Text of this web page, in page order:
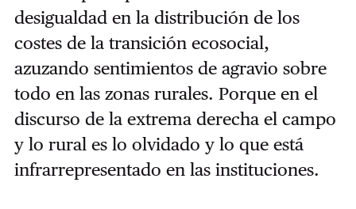
desigualdad en la distribución de los
costes de la transición ecosocial,
azuzando sentimientos de agravio sobre
todo en las zonas rurales. Porque en el
discurso de la extrema derecha el campo
y lo rural es lo olvidado y lo que está
infrarrepresentado en las instituciones.